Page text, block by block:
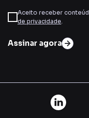
Aceito receber
de privacidade.
Assinar agora